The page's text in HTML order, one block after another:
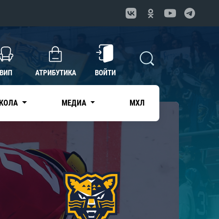
ВИП АТРИБУТИКА ВОЙТИ
МЕДИА МХЛ